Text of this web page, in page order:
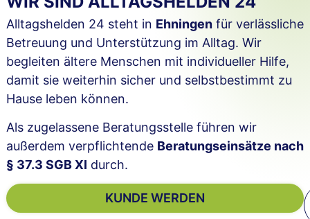
Alltagshelden 24 steht in Ehningenfür verlässliche
Betreuung und Unterstützung im Alltag. Wir
begleiten ältere Menschen mit individueller Hilfe,
damit sie weiterhin sicher und selbstbestimmt zu
Hause leben können.
Als zugelassene Beratungsstelle führen wir
außerdem verpflichtende Beratungseinsätze nach
§ 37.3 SGB XI durch.
KUNDE WERDEN